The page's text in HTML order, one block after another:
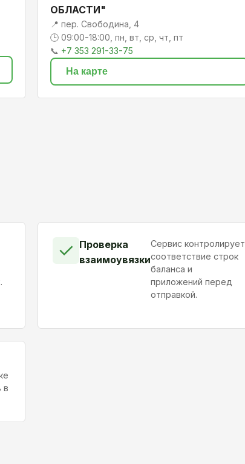
ОБЛАСТИ"
📍 пер. Свободина, 4
🕒 09:00-18:00, пн, вт, ср, чт, пт
📞 +7 353 291-33-75
На карте
✓ Проверка
взаимоувязки
Сервис контролирует
соответствие строк
баланса и
приложений перед
отправкой.
в